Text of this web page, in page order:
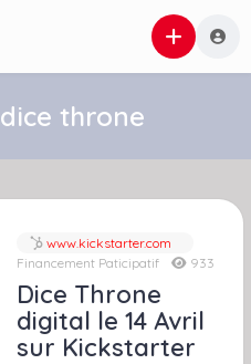
dice throne
www.kickstarter.com
Financement Paticipatif
933
Dice Throne
digital le 14 Avril
sur Kickstarter